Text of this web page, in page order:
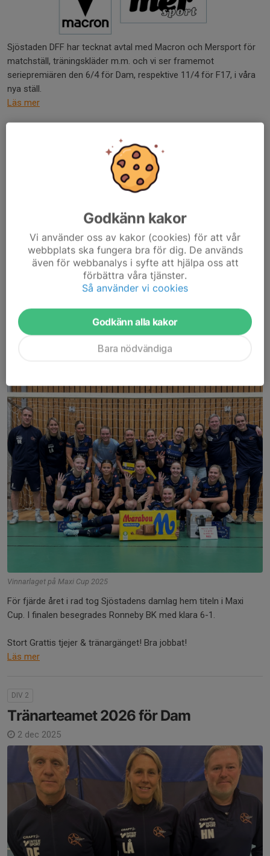
Sjöstaden DFF har tecknat avtal med Macron och Mersport för
matchställ, träningskläder m.m. och vi ser framemot
seriepremiären den 6/4 för Dam, respektive 11/4 för F17, i våra
nya ställ.
Läs mer
Kallelse till årsmöte 4/3
Vi kallar alla medlemmar till ordinarie årsmöte i Sjöstaden DFF
onsdagen den 4/3 kl 19:30 i Elcoms lokaler på Verkstadsgatan 2,
Förslag till dagordning
Verksamhetsberättelse 2025
DIV 2
Fjärde raka i Maxi Cup!
Vinnarlaget på Maxi Cup 2025
För fjärde året i rad tog Sjöstadens damlag hem titeln i Maxi
Cup. I finalen besegrades Ronneby BK med klara 6-1.
Stort Grattis tjejer & tränargänget! Bra jobbat!
Läs mer
DIV 2
Tränarteamet 2026 för Dam
2 dec 2025
Godkänn kakor
Vi använder oss av kakor (cookies) för att vår
webbplats ska fungera bra för dig. De används
även för webbanalys i syfte att hjälpa oss att
förbättra våra tjänster.
Så använder vi cookies
Godkänn alla kakor
Bara nödvändiga